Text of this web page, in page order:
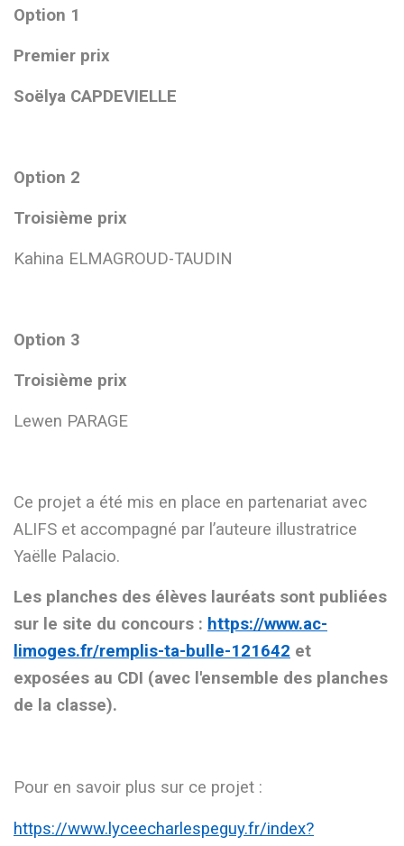
Option 1
Premier prix
Soëlya CAPDEVIELLE
Option 2
Troisième prix
Kahina ELMAGROUD-TAUDIN
Option 3
Troisième prix
Lewen PARAGE
Ce projet a été mis en place en partenariat avec
ALIFS et accompagné par l’auteure illustratrice
Yaëlle Palacio.
Les planches des élèves lauréats sont publiées
sur le site du concours : https://www.ac-
limoges.fr/remplis-ta-bulle-121642 et
exposées au CDI (avec l'ensemble des planches
de la classe).
Pour en savoir plus sur ce projet :
https://www.lyceecharlespeguy.fr/index?